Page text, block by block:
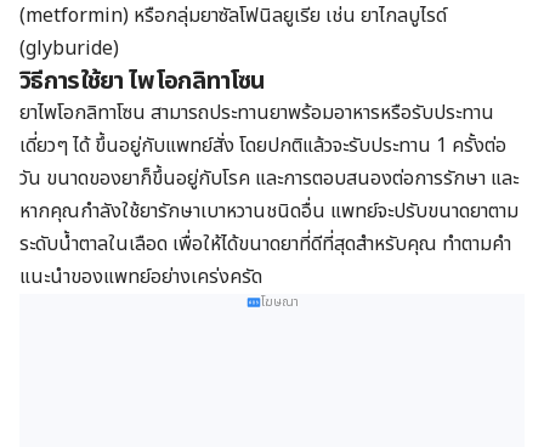
(metformin) หรือกลุ่มยาซัลโฟนิลยูเรีย เช่น ยาไกลบูไรด์
(glyburide)
วิธีการใช้ยา ไพโอกลิทาโซน
ยาไพโอกลิทาโซน สามารถประทานยาพร้อมอาหารหรือรับประทาน
เดี่ยวๆ ได้ ขึ้นอยู่กับแพทย์สั่ง โดยปกติแล้วจะรับประทาน 1 ครั้งต่อ
วัน ขนาดของยาก็ขึ้นอยู่กับโรค และการตอบสนองต่อการรักษา และ
หากคุณกำลังใช้ยารักษาเบาหวานชนิดอื่น แพทย์จะปรับขนาดยาตาม
ระดับน้ำตาลในเลือด เพื่อให้ได้ขนาดยาที่ดีที่สุดสำหรับคุณ ทำตามคำ
แนะนำของแพทย์อย่างเคร่งครัด
โฆษณา